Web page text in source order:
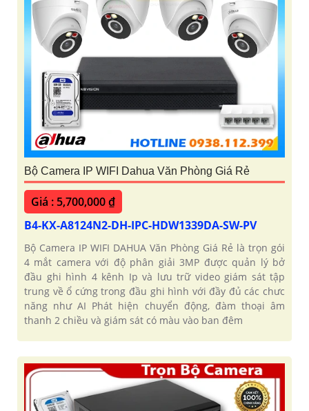
Bộ Camera IP WIFI Dahua Văn Phòng Giá Rẻ
Giá : 5,700,000 ₫
B4-KX-A8124N2-DH-IPC-HDW1339DA-SW-PV
Bộ Camera IP WIFI DAHUA Văn Phòng Giá Rẻ là trọn gói
4 mắt camera với độ phân giải 3MP được quản lý bở
đầu ghi hình 4 kênh Ip và lưu trữ video giám sát tập
trung về ổ cứng trong đầu ghi hình với đầy đủ các chưc
năng như AI Phát hiện chuyển động, đàm thoại âm
thanh 2 chiều và giám sát có màu vào ban đêm